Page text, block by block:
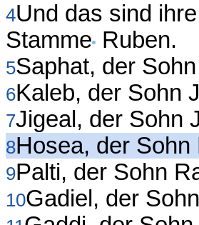
4Und das sind
Stamme Ruben.
5Saphat, der
6Kaleb, der Sohn
7Jigeal, der Sohn
8Hosea, der
9Palti, der Sohn
10Gadiel, der